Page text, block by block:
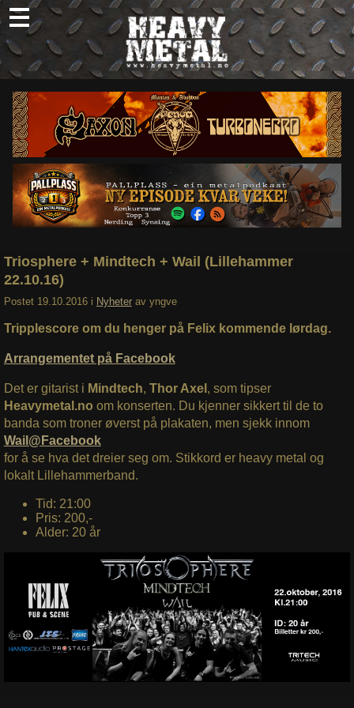
Skip
to
content
Nyheter
Omtaler
Intervjuer
Om oss
Abonner
Søk
Triosphere + Mindtech + Wail (Lillehammer
22.10.16)
Postet 19.10.2016 i Nyheter av yngve
Tripplescore om du henger på Felix kommende lørdag.
Arrangementet på Facebook
Det er gitarist i Mindtech, Thor Axel , som tipser
Heavymetal.no om konserten. Du kjenner sikkert til de to
banda som troner øverst på plakaten, men sjekk innom
Wail@Facebook
for å se hva det dreier seg om. Stikkord er heavy metal og
lokalt Lillehammerband.
Tid: 21:00
Pris: 200,-
Alder: 20 år